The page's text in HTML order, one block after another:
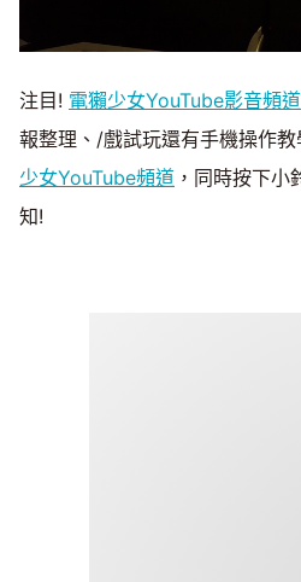
注目! 電獺少女YouTube影音頻道
報整理、/戲試玩還有手機操作
少女YouTube頻道 ，同時按下小
知!